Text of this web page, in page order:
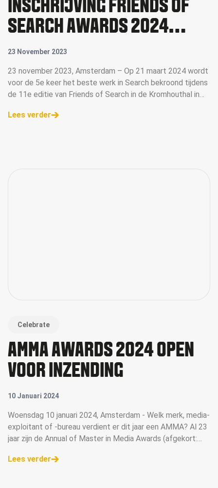
INSCHRIJVING FRIENDS OF
SEARCH AWARDS 2024
GEOPEND
23 November 2023
23 november 2023, Amsterdam – Op 21 maart 2024 wordt
voor de 5e keer het beste werk in Search bekroond tijdens
de 11e editie van Friends of Search in de Kromhouthal in
vandaag geopend
Lees verder
Celebrate
AMMA AWARDS 2024 OPEN
VOOR INZENDING
10 Januari 2024
Woensdag 10 januari 2024, Amsterdam - Welk merk, media-
exploitant of -bureau verdient er dit jaar een AMMA? Al 23
jaar zijn de Annual of Master in Media Awards (afgekort:
opvallendste concepten en grootste talenten. Deze week
Lees verder